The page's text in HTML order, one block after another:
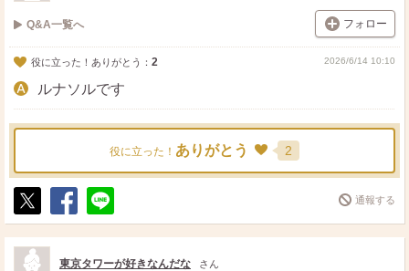
Q&A一覧へ フォロー
役に立った！ありがとう： 2 2026/6/14 10:10
ルナソルです
役に立った！ ありがとう 2
ポ
ス
ト
シ
ェ
送
る
通報する
東京タワーが好きなんだな さん